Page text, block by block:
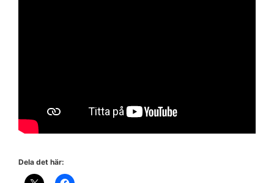
Dela det här: